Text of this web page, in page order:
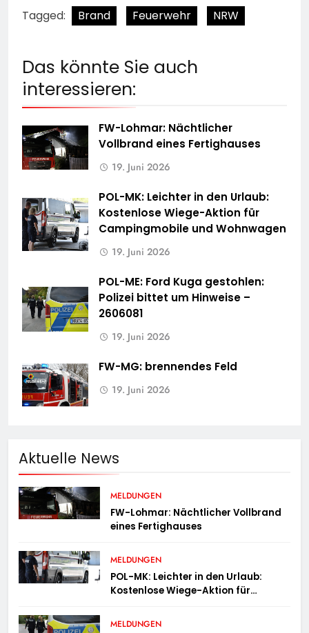
Tagged: Brand Feuerwehr NRW
Das könnte Sie auch
interessieren:
FW-Lohmar: Nächtlicher
Vollbrand eines Fertighauses
19. Juni 2026
POL-MK: Leichter in den Urlaub:
Kostenlose Wiege-Aktion für
Campingmobile und Wohnwagen
19. Juni 2026
POL-ME: Ford Kuga gestohlen:
Polizei bittet um Hinweise –
2606081
19. Juni 2026
FW-MG: brennendes Feld
19. Juni 2026
Aktuelle News
MELDUNGEN
FW-Lohmar: Nächtlicher Vollbrand
eines Fertighauses
MELDUNGEN
POL-MK: Leichter in den Urlaub:
Kostenlose Wiege-Aktion für
MELDUNGEN